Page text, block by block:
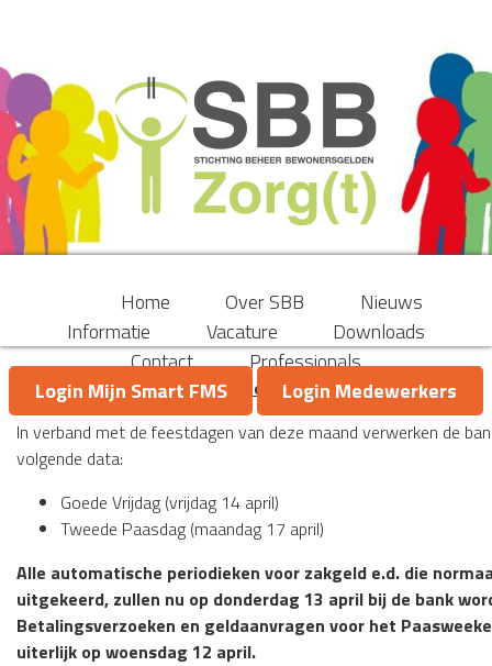
Home Over SBB
Nieuws
Informatie
Vacature
Downloads
Contact
Professionals
Login Mijn Smart FMS
Login Medewerkers
Beperkt bankverkeer rondom en tijdens de Paasdagen
In verband met de feestdagen van deze maand verwerken de
volgende data:
Goede Vrijdag (vrijdag 14 april)
Tweede Paasdag (maandag 17 april)
Alle automatische periodieken voor zakgeld e.d. die
uitgekeerd, zullen nu op donderdag 13 april bij de bank
Betalingsverzoeken en geldaanvragen voor het
uiterlijk op woensdag 12 april.